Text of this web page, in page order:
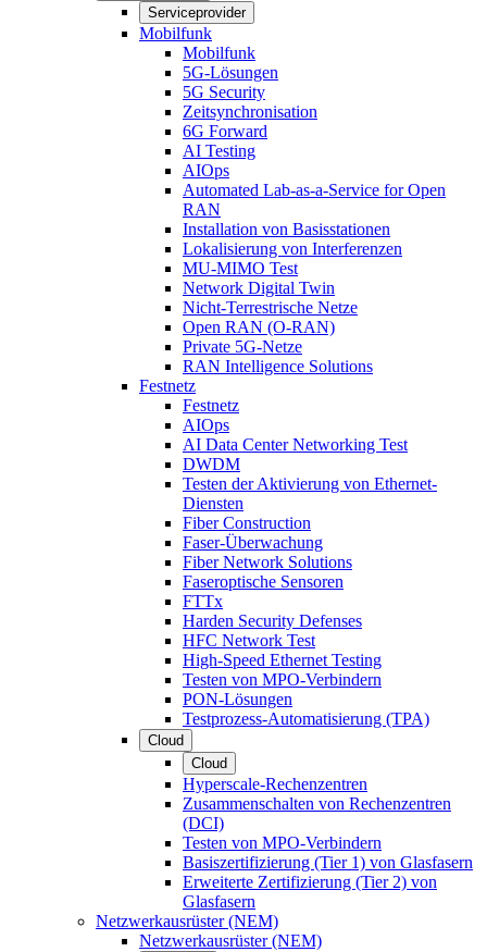
Serviceprovider
Mobilfunk
Mobilfunk
5G-Lösungen
5G Security
Zeitsynchronisation
6G Forward
AI Testing
AIOps
Automated Lab-as-a-Service for Open
RAN
Installation von Basisstationen
Lokalisierung von Interferenzen
MU-MIMO Test
Network Digital Twin
Nicht-Terrestrische Netze
Open RAN (O-RAN)
Private 5G-Netze
RAN Intelligence Solutions
Festnetz
Festnetz
AIOps
AI Data Center Networking Test
DWDM
Testen der Aktivierung von Ethernet-
Diensten
Fiber Construction
Faser-Überwachung
Fiber Network Solutions
Faseroptische Sensoren
FTTx
Harden Security Defenses
HFC Network Test
High-Speed Ethernet Testing
Testen von MPO-Verbindern
PON-Lösungen
Testprozess-Automatisierung (TPA)
Cloud
Cloud
Hyperscale-Rechenzentren
Zusammenschalten von Rechenzentren
(DCI)
Testen von MPO-Verbindern
Basiszertifizierung (Tier 1) von Glasfasern
Erweiterte Zertifizierung (Tier 2) von
Glasfasern
Netzwerkausrüster (NEM)
Netzwerkausrüster (NEM)